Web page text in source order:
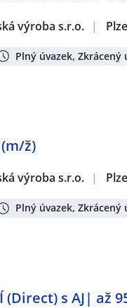
výroba s.r.o. |
Plný úvazek, Zkrácený
ž)
výroba s.r.o. |
Plný úvazek, Zkrácený
(Direct) s AJ| až